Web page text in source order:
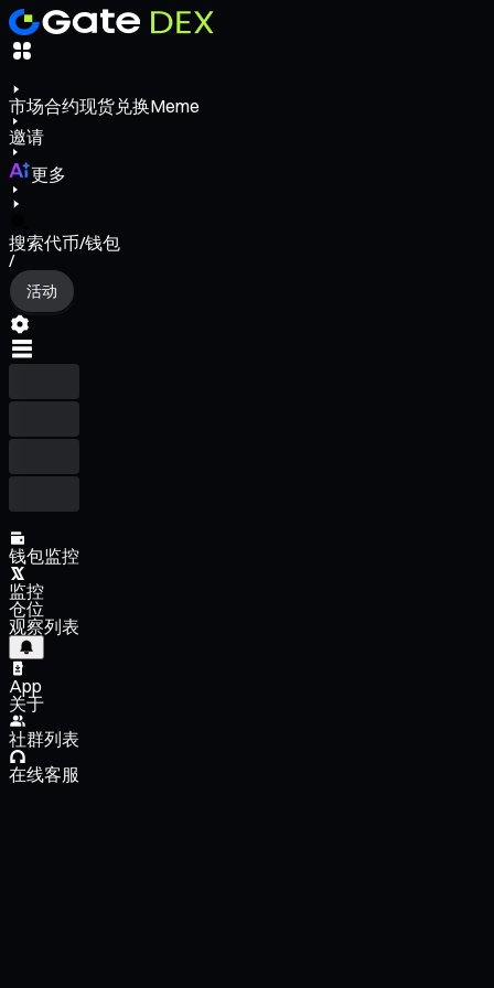
市场合约现货兑换Meme
邀请
更多
搜索代币/钱包
/
活动
钱包监控
监控
仓位
观察列表
App
关于
社群列表
在线客服